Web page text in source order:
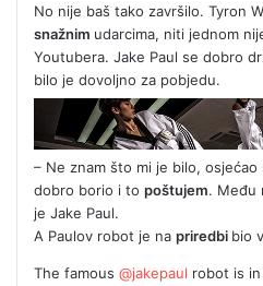
No nije baš tako završilo. Tyron
snažnim udarcima, niti jednom
Youtubera. Jake Paul se dobro
bilo je dovoljno za pobjedu.
– Ne znam što mi je bilo,
dobro borio i to poštujem. Među
je Jake Paul.
A Paulov robot je na priredbi bio
The famous @jakepaul robot is